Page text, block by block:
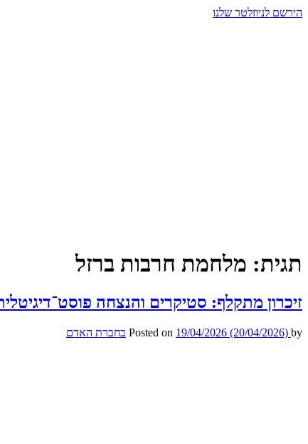
הירשם לניוזלטר שלנו
תגית: מלחמת חרבות ברזל
זיכרון מתקלף: סטיקרים והנצחה
Posted on 19/04/2026 (20/04/2026) by בחברת האדם